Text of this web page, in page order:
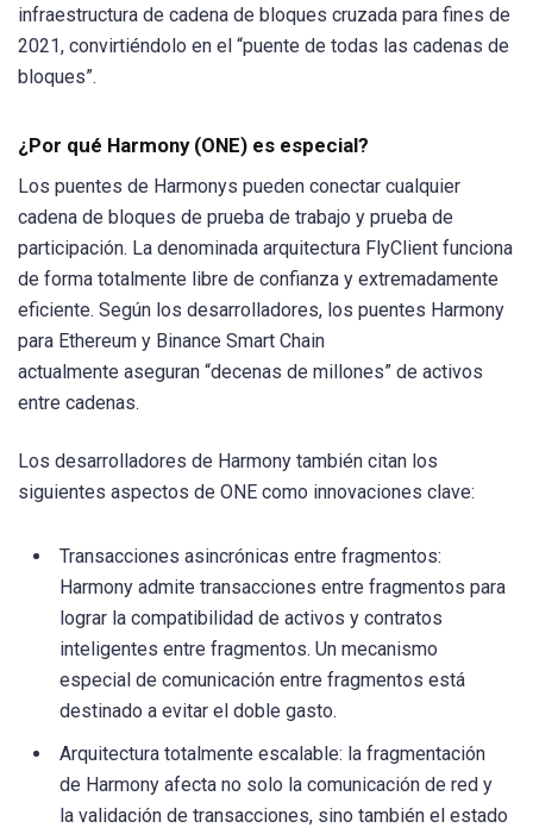
infraestructura de cadena de bloques cruzada para fines de
2021, convirtiéndolo en el “puente de todas las cadenas de
bloques”.
¿Por qué Harmony (ONE) es especial?
Los puentes de Harmonys pueden conectar cualquier
cadena de bloques de prueba de trabajo y prueba de
participación. La denominada arquitectura FlyClient funciona
de forma totalmente libre de confianza y extremadamente
eficiente. Según los desarrolladores, los puentes Harmony
para Ethereum y Binance Smart Chain
actualmente aseguran “decenas de millones” de activos
entre cadenas.
Los desarrolladores de Harmony también citan los
siguientes aspectos de ONE como innovaciones clave:
Transacciones asincrónicas entre fragmentos:
Harmony admite transacciones entre fragmentos para
lograr la compatibilidad de activos y contratos
inteligentes entre fragmentos. Un mecanismo
especial de comunicación entre fragmentos está
destinado a evitar el doble gasto.
Arquitectura totalmente escalable: la fragmentación
de Harmony afecta no solo la comunicación de red y
la validación de transacciones, sino también el estado